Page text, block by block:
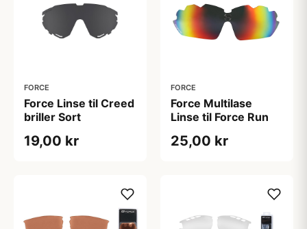
FORCE
Force Linse til Creed
briller Sort
19,00 kr
FORCE
Force Multilase
Linse til Force Run
25,00 kr